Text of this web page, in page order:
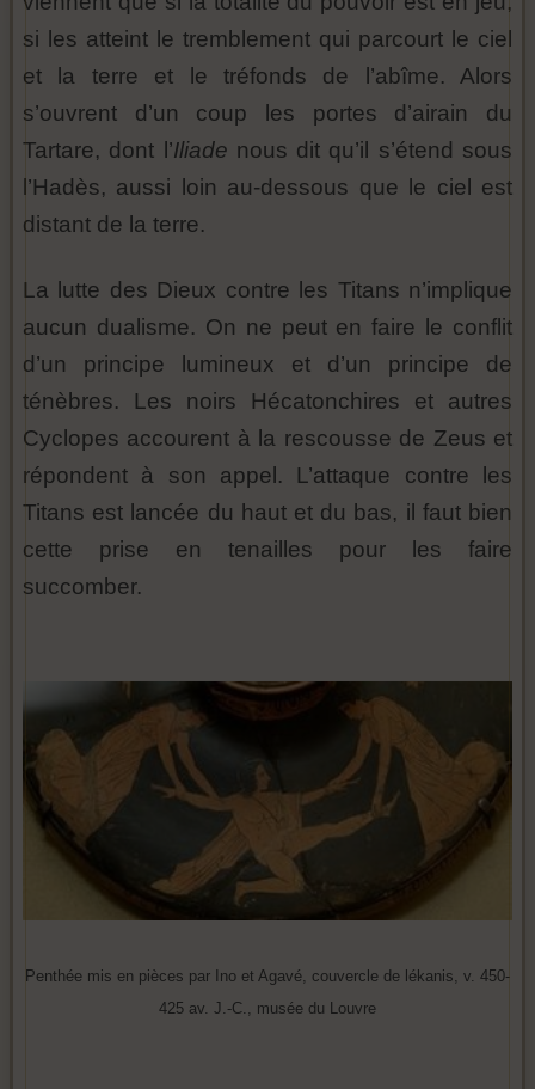
si les atteint le tremblement qui parcourt le ciel
et la terre et le tréfonds de l’abîme. Alors
s’ouvrent d’un coup les portes d’airain du
Tartare, dont l’Iliade nous dit qu’il s’étend sous
l’Hadès, aussi loin au-dessous que le ciel est
distant de la terre.
La lutte des Dieux contre les Titans n’implique
aucun dualisme. On ne peut en faire le conflit
d’un principe lumineux et d’un principe de
ténèbres. Les noirs Hécatonchires et autres
Cyclopes accourent à la rescousse de Zeus et
répondent à son appel. L’attaque contre les
Titans est lancée du haut et du bas, il faut bien
cette prise en tenailles pour les faire
succomber.
Penthée mis en pièces par Ino et Agavé, couvercle de lékanis, v. 450-
425 av. J.-C., musée du Louvre